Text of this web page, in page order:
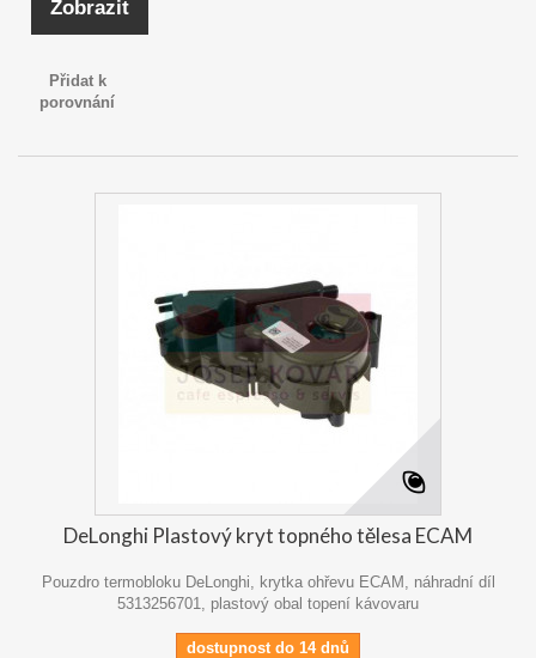
Zobrazit
Přidat k
porovnání
DeLonghi Plastový kryt topného tělesa ECAM
Pouzdro termobloku DeLonghi, krytka ohřevu ECAM, náhradní díl
5313256701, plastový obal topení kávovaru
dostupnost do 14 dnů